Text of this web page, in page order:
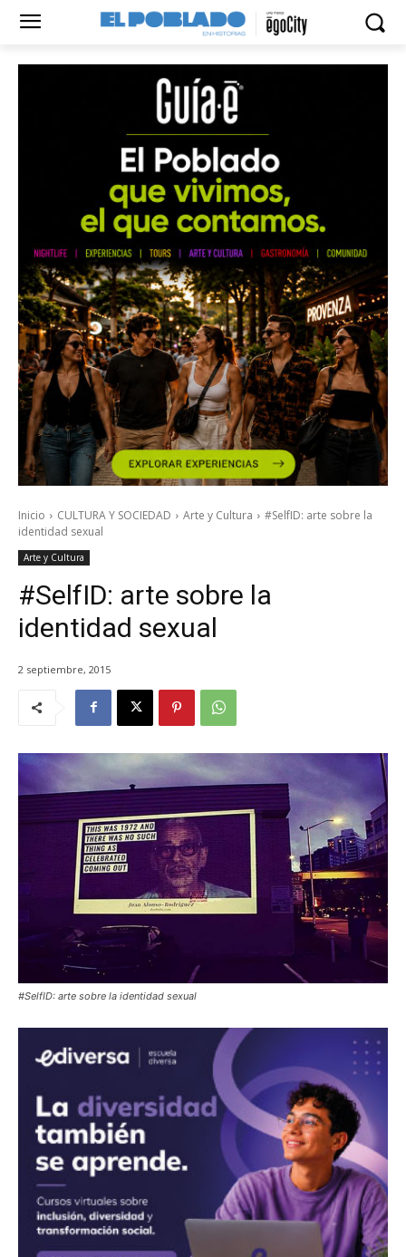
Inicio CULTURA Y SOCIEDAD Arte y Cultura
#SelfID: arte sobre la
identidad sexual
Arte y Cultura
#SelfID: arte sobre la
identidad sexual
2 septiembre, 2015
#SelfID: arte sobre la identidad sexual